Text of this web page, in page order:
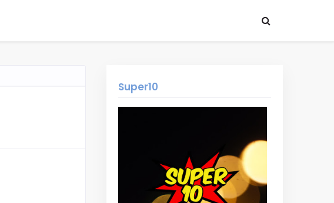
Super10